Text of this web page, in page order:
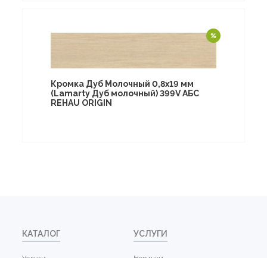
Кромка Дуб Молочный 0,8х19 мм
(Lamarty Дуб молочный) 399V АБС
REHAU ORIGIN
КАТАЛОГ УСЛУГИ